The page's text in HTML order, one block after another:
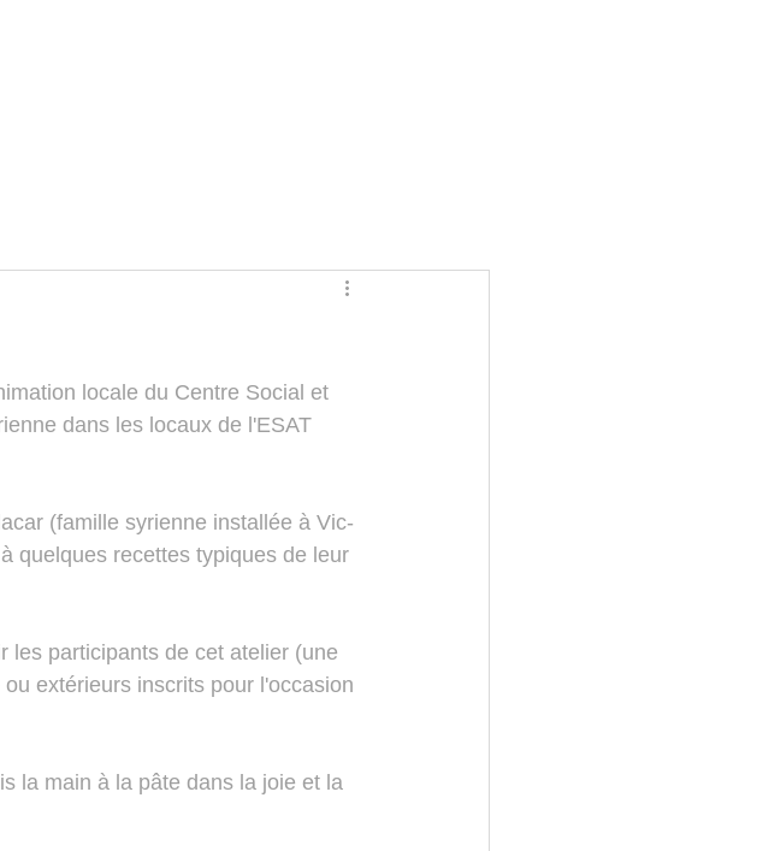
locale du Centre Social et
dans les locaux de l'ESAT
(famille syrienne installée à Vic-
quelques recettes typiques de leur
les participants de cet atelier (une
extérieurs inscrits pour l'occasion
la main à la pâte dans la joie et la